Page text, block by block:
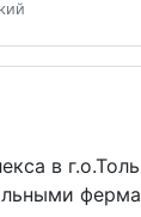
в